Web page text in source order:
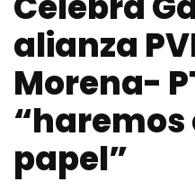
alianza
Morena-
papel”